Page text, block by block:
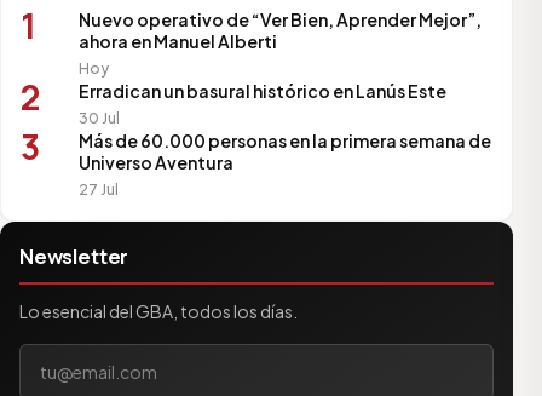
1
Nuevo operativo de “Ver Bien, Aprender Mejor”,
ahora en Manuel Alberti
Hoy
2 Erradican un basural histórico en Lanús Este
30 Jul
3
Más de 60.000 personas en la primera semana de
Universo Aventura
27 Jul
Newsletter
Lo esencial del GBA, todos los días.